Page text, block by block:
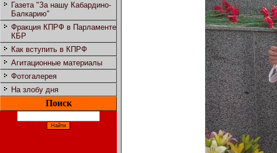
Газета "За нашу Кабардино-
Балкарию"
Фракция КПРФ в Парламенте
КБР
Как вступить в КПРФ
Агитационные материалы
Фотогалерея
На злобу дня
Поиск